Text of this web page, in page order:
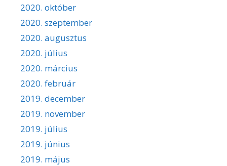
2020. október
2020. szeptember
2020. augusztus
2020. július
2020. március
2020. február
2019. december
2019. november
2019. július
2019. június
2019. május